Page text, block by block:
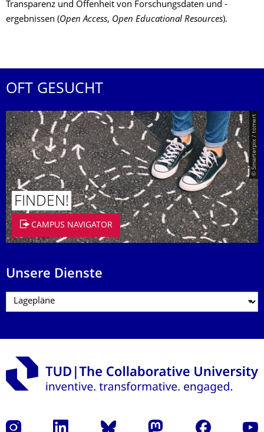
Transparenz und Offenheit von Forschungsdaten und -
ergebnissen (Open Access, Open Educational Resources).
OFT GESUCHT
© Smarterpix / tomert
FINDEN!
CAMPUS NAVIGATOR
Unsere Dienste
Instagram LinkedIn Bluesky Mastodon Facebook